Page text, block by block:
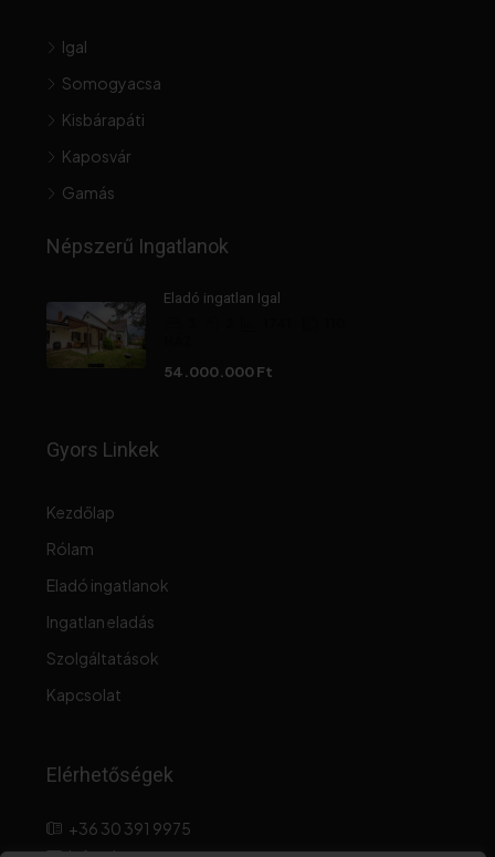
Igal
Somogyacsa
Kisbárapáti
Kaposvár
Gamás
Népszerű Ingatlanok
Eladó ingatlan Igal
54.000.000 Ft
Gyors Linkek
Kezdőlap
Rólam
Eladó ingatlanok
Ingatlan eladás
Szolgáltatások
Kapcsolat
Elérhetőségek
+36 30 391 9975